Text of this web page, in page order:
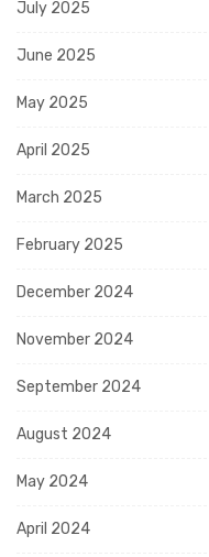
July 2025
June 2025
May 2025
April 2025
March 2025
February 2025
December 2024
November 2024
September 2024
August 2024
May 2024
April 2024